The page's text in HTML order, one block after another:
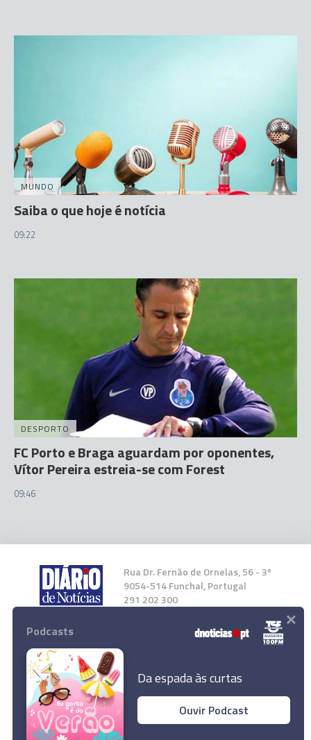
MUNDO
Saiba o que hoje é notícia
09:22
DESPORTO
FC Porto e Braga aguardam por oponentes,
Vítor Pereira estreia-se com Forest
09:46
Rua Dr. Fernão de Ornelas, 56 - 3º
9054-514 Funchal, Portugal
291 202 300
Instale a nossa App
© 2026 Empresa Diário de Notícias, Lda.
Podcasts
Da espada às curtas
Ouvir Podcast
×